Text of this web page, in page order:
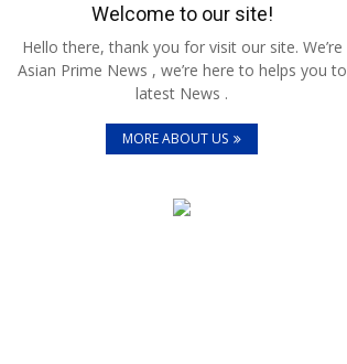
Welcome to our site!
Hello there, thank you for visit our site. We’re
Asian Prime News , we’re here to helps you to
latest News .
MORE ABOUT US